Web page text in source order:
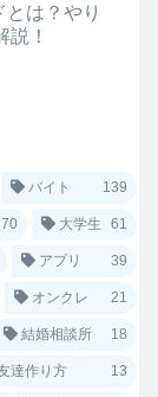
とは？やり
！
バイト 139
70 大学生 61
アプリ 39
オンクレ 21
結婚相談所 18
達作り方 13